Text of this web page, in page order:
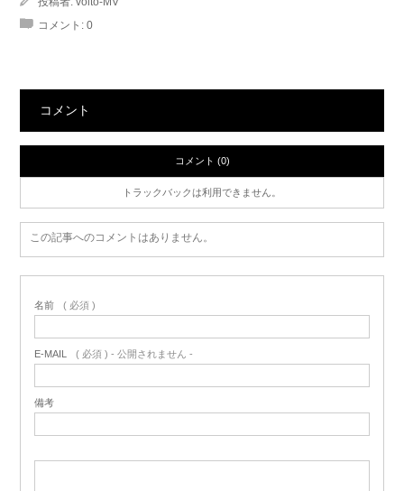
コメント: 0
コメント
コメント (0)
トラックバックは利用できません。
この記事へのコメントはありません。
名前 ( 必須 )
E-MAIL ( 必須 ) - 公開されません -
備考